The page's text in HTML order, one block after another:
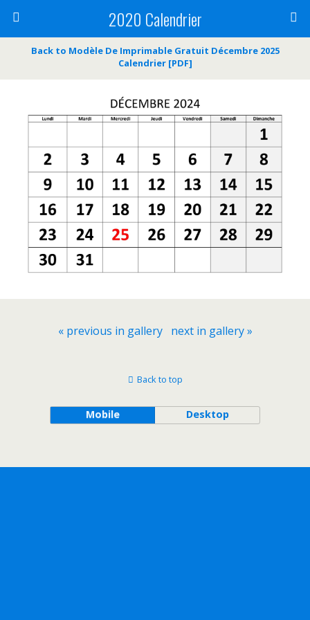
2020 Calendrier
Back to Modèle De Imprimable Gratuit Décembre 2025
Calendrier [PDF]
« previous in gallery next in gallery »
Back to top
Mobile Desktop